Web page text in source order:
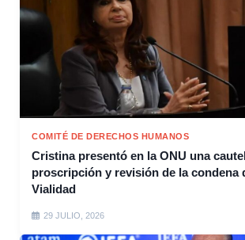
COMITÉ DE DERECHOS HUMANOS
Cristina presentó en la ONU una
proscripción y revisión de la condena
Vialidad
29 JULIO, 2026